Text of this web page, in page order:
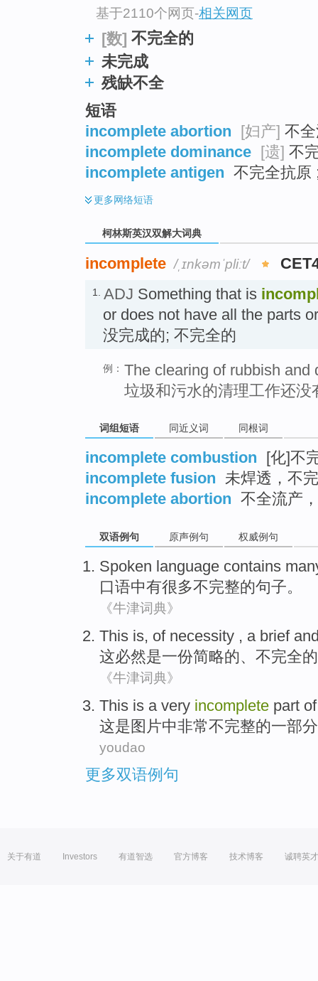
基于2110个网页-相关网页
[数] 不完全的
未完成
残缺不全
短语
incomplete abortion [妇产] 不
incomplete dominance [遗] 不
incomplete antigen 不完全抗原
更多网络短语
柯林斯英汉双解大词典
incomplete /ˌɪnkəmˈpliːt/
1. ADJ Something that is
or does not have all the parts
没完成的; 不完全的
例： The clearing of rubbish and
垃圾和污水的清理工作还没
词组短语 同近义词 同根词
incomplete combustion
[化]不
incomplete fusion 未焊透，不
incomplete abortion 不全流产
双语例句 原声例句 权威例句
Spoken language contains
口语中有很多不完整的句子。
《牛津词典》
This is, ofnecessity , a brief
这必然是一份简略的、 不完全的
《牛津词典》
This is a very incomplete part
这是 图片中非常不完整的一部分
youdao
更多双语例句
关于有道 Investors 有道智选 官方博客 技术博客 诚聘英才